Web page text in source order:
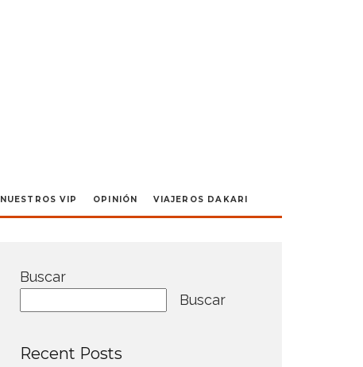
NUESTROS VIP OPINIÓN VIAJEROS DAKARI
Buscar
Buscar
Recent Posts